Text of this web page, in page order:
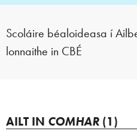
Scoláire béaloideasa í
lonnaithe in CBÉ
AILT IN COMHAR (1)